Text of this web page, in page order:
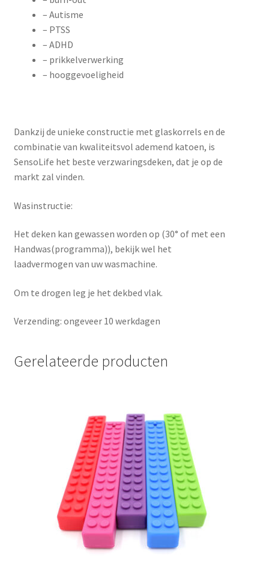
– Autisme
– PTSS
– ADHD
– prikkelverwerking
– hooggevoeligheid
Dankzij de unieke constructie met glaskorrels en de
combinatie van kwaliteitsvol ademend katoen, is
SensoLife het beste verzwaringsdeken, dat je op de
markt zal vinden.
Wasinstructie:
Het deken kan gewassen worden op (30° of met een
Handwas(programma)), bekijk wel het
laadvermogen van uw wasmachine.
Om te drogen leg je het dekbed vlak.
Verzending: ongeveer 10 werkdagen
Gerelateerde producten